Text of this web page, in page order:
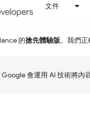
文件
的搶先體驗版。我們
Google 會運用 AI 技術將內